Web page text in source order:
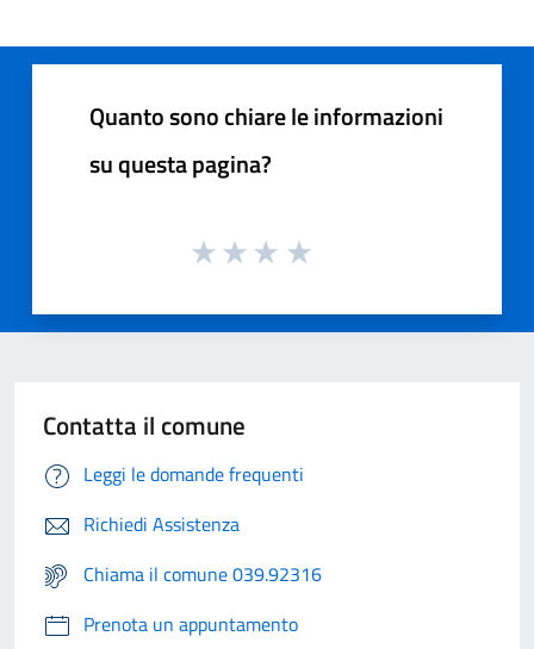
Quanto sono chiare le informazioni
su questa pagina?
Contatta il comune
Leggi le domande frequenti
Richiedi Assistenza
Chiama il comune 039.92316
Prenota un appuntamento